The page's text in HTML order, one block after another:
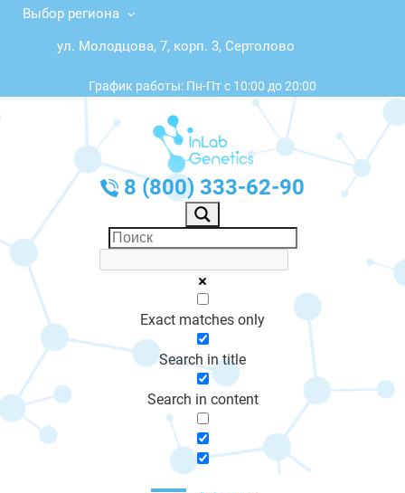
Выбор региона
ул. Молодцова, 7, корп. 3, Сертолово
График работы: Пн-Пт с 10:00 до 20:00
8 (800) 333-62-90
Exact matches only
Search in title
Search in content